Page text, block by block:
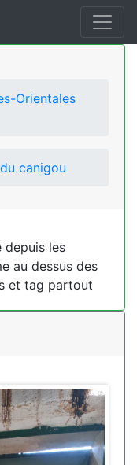
Orientales
canigou
depuis les
au dessus des
et tag partout